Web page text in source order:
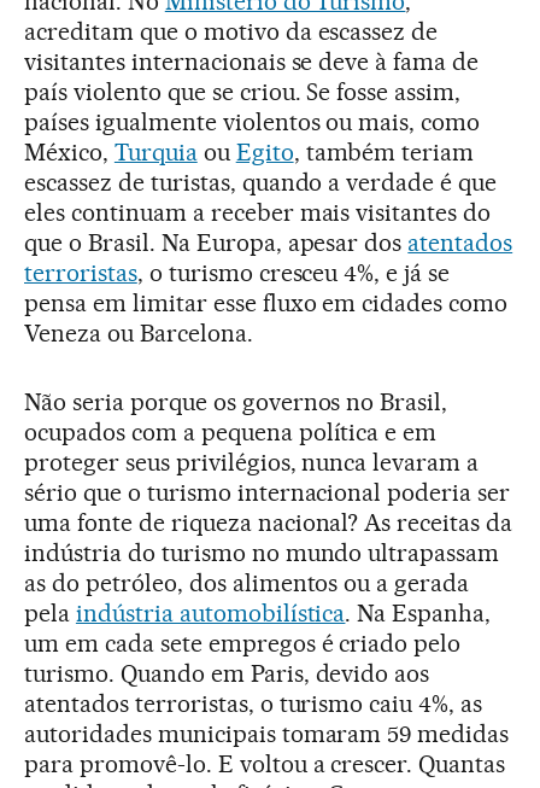
acreditam que o motivo da escassez de
visitantes internacionais se deve à fama de
país violento que se criou. Se fosse assim,
países igualmente violentos ou mais, como
México, Turquiaou Egito, também teriam
escassez de turistas, quando a verdade é que
eles continuam a receber mais visitantes do
que o Brasil. Na Europa, apesar dos atentados
terroristas, o turismo cresceu 4%, e já se
pensa em limitar esse fluxo em cidades como
Veneza ou Barcelona.
Não seria porque os governos no Brasil,
ocupados com a pequena política e em
proteger seus privilégios, nunca levaram a
sério que o turismo internacional poderia ser
uma fonte de riqueza nacional? As receitas da
indústria do turismo no mundo ultrapassam
as do petróleo, dos alimentos ou a gerada
pela indústria automobilística. Na Espanha,
um em cada sete empregos é criado pelo
turismo. Quando em Paris, devido aos
atentados terroristas, o turismo caiu 4%, as
autoridades municipais tomaram 59 medidas
para promovê-lo. E voltou a crescer. Quantas